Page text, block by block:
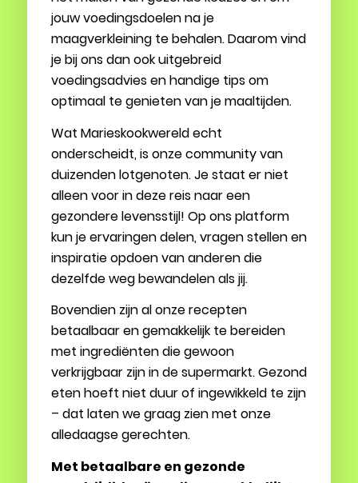
jouw voedingsdoelen na je
maagverkleining te behalen. Daarom vind
je bij ons dan ook uitgebreid
voedingsadvies en handige tips om
optimaal te genieten van je maaltijden.
Wat Marieskookwereld echt
onderscheidt, is onze community van
duizenden lotgenoten. Je staat er niet
alleen voor in deze reis naar een
gezondere levensstijl! Op ons platform
kun je ervaringen delen, vragen stellen en
inspiratie opdoen van anderen die
dezelfde weg bewandelen als jij.
Bovendien zijn al onze recepten
betaalbaar en gemakkelijk te bereiden
met ingrediënten die gewoon
verkrijgbaar zijn in de supermarkt. Gezond
eten hoeft niet duur of ingewikkeld te zijn
– dat laten we graag zien met onze
alledaagse gerechten.
Met betaalbare en gezonde